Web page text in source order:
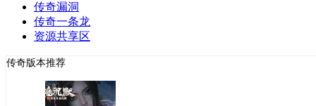
传奇漏洞
传奇一条龙
资源共享区
传奇版本推荐